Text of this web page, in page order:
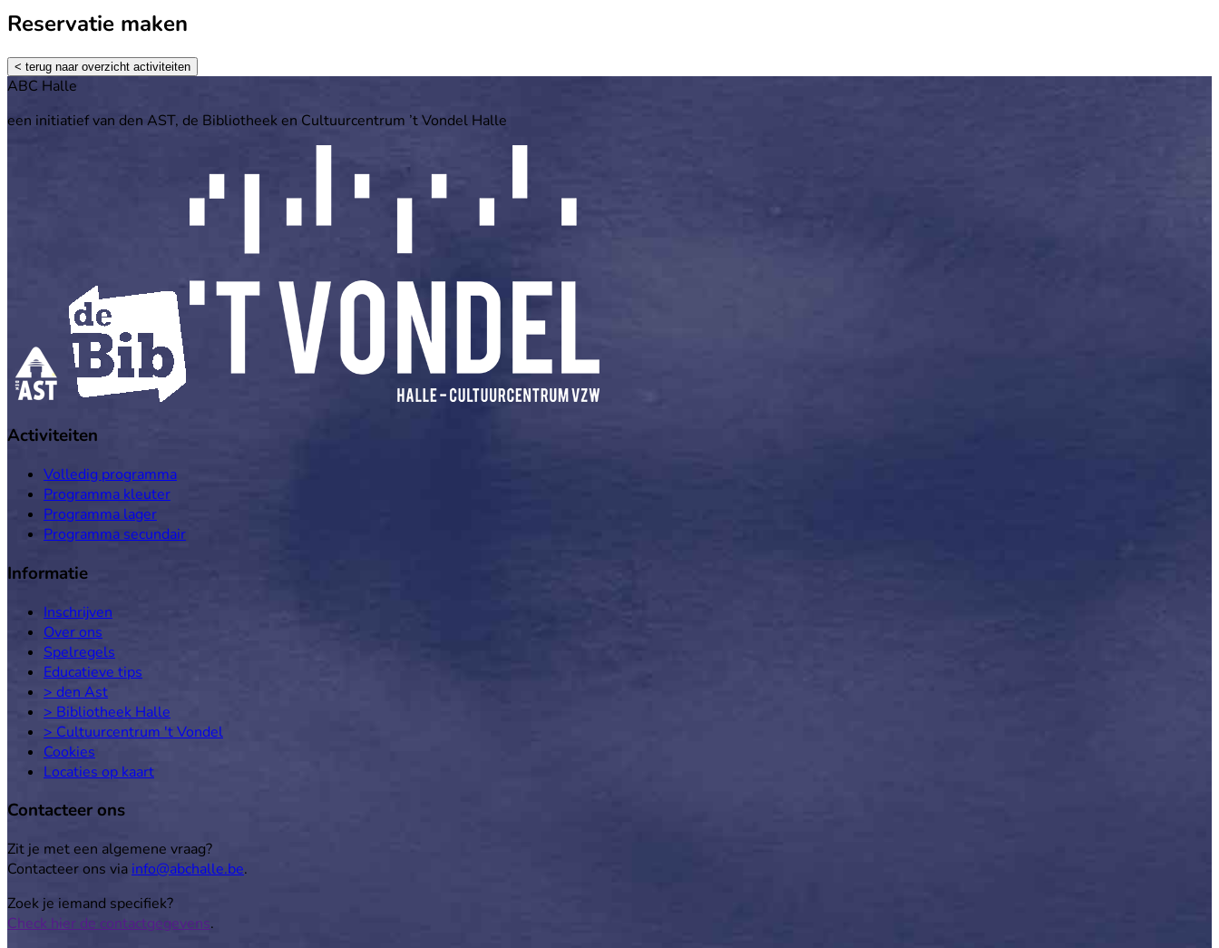
Reservatie maken
< terug naar overzicht activiteiten
Footer
ABC Halle
een initiatief van den AST, de Bibliotheek en Cultuurcentrum ’t Vondel Halle
Activiteiten
Volledig programma
Programma kleuter
Programma lager
Programma secundair
Informatie
Inschrijven
Over ons
Spelregels
Educatieve tips
> den Ast
> Bibliotheek Halle
> Cultuurcentrum 't Vondel
Cookies
Locaties op kaart
Contacteer ons
Zit je met een algemene vraag?
Contacteer ons via info@abchalle.be.
Zoek je iemand specifiek?
Check hier de contactgegevens.